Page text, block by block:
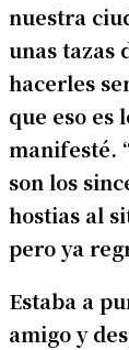
nuestra
unas tazas
hacerles
que eso es
manifesté.
son los
hostias al
pero ya
Estaba a
amigo y